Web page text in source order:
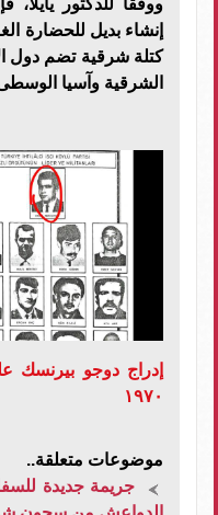
إنشاء بديل للحضارة
كتلة شرقية تضم دول
الشرقية وآسيا
إدراج دوجو بيرنسك
١٩٧٠
موضوعات متعلقة..
جريمة جديدة